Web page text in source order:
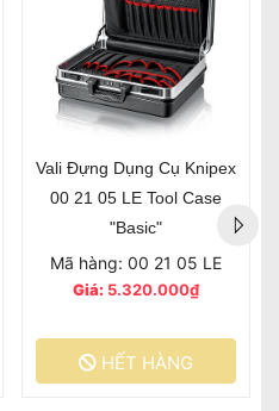
Vali Đựng Dụng Cụ Knipex
00 21 05 LE Tool Case
"Basic"
Mã hàng: 00 21 05 LE
Giá: 5.320.000₫
HẾT HÀNG